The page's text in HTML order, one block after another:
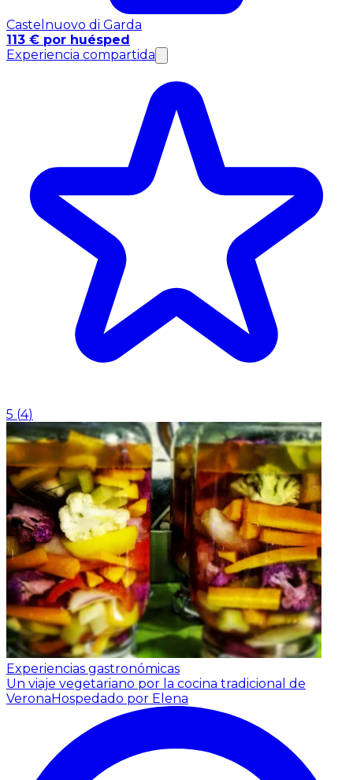
Castelnuovo di Garda
113 € por huésped
Experiencia compartida
5 (4)
Experiencias gastronómicas
Un viaje vegetariano por la cocina tradicional de
VeronaHospedado por Elena